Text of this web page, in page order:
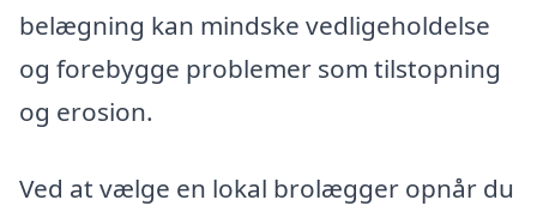
belægning kan mindske vedligeholdelse
og forebygge problemer som tilstopning
og erosion.
Ved at vælge en lokal brolægger opnår du